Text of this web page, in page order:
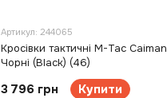
Артикул: 244065
Кросівки тактичні M-Tac Caiman
Чорні (Black) (46)
3 796 грн Купити